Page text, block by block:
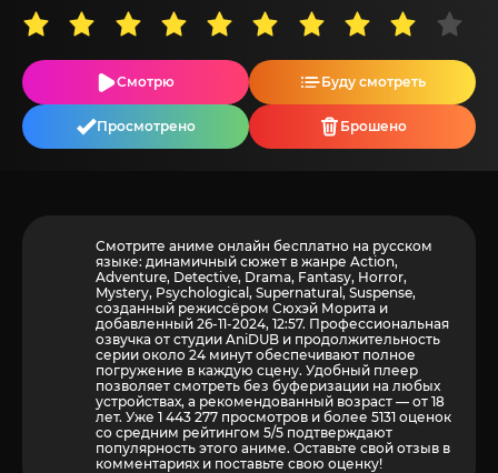
Смотрю Буду смотреть
Просмотрено Брошено
Смотрите аниме онлайн бесплатно на русском
языке: динамичный сюжет в жанре Action,
Adventure, Detective, Drama, Fantasy, Horror,
Mystery, Psychological, Supernatural, Suspense,
созданный режиссёром Сюхэй Морита и
добавленный 26-11-2024, 12:57. Профессиональная
озвучка от студии AniDUB и продолжительность
серии около 24 минут обеспечивают полное
погружение в каждую сцену. Удобный плеер
позволяет смотреть без буферизации на любых
устройствах, а рекомендованный возраст — от 18
лет. Уже 1 443 277 просмотров и более 5131 оценок
со средним рейтингом 5/5 подтверждают
популярность этого аниме. Оставьте свой отзыв в
комментариях и поставьте свою оценку!